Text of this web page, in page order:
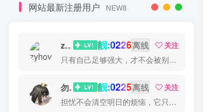
网站最新注册用户 NEW8
zyhove 靓:0226离线
关注
只有自己足够强大，才不会被别人践踏
勿听 靓:0225离线
关注
担忧不会清空明日的烦恼，它只会丧失今日的勇气